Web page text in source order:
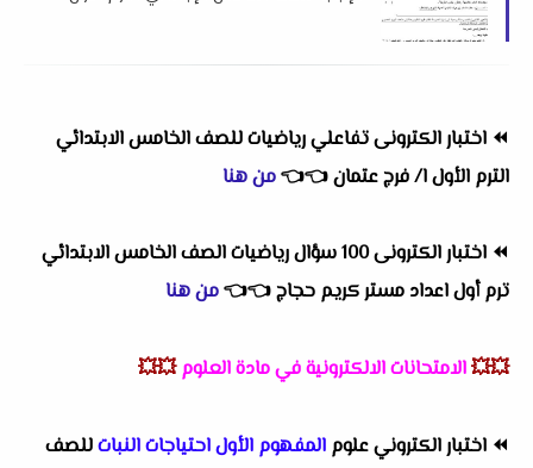
⏪ اختبار الكترونى تفاعلي رياضيات للصف الخامس الابتدائي
الترم الأول ا/ فرج عتمان👈
👈من هنا
⏪
اختبار الكترونى 100 سؤال رياضيات الصف الخامس الابتدائي
ترم أول اعداد مستر كريم حجاج👈
👈من هنا
💥💥الامتحانات الالكترونية في مادة العلوم 💥💥
⏪ اختبار الكتروني علوم المفهوم الأول احتياجات النباتللصف